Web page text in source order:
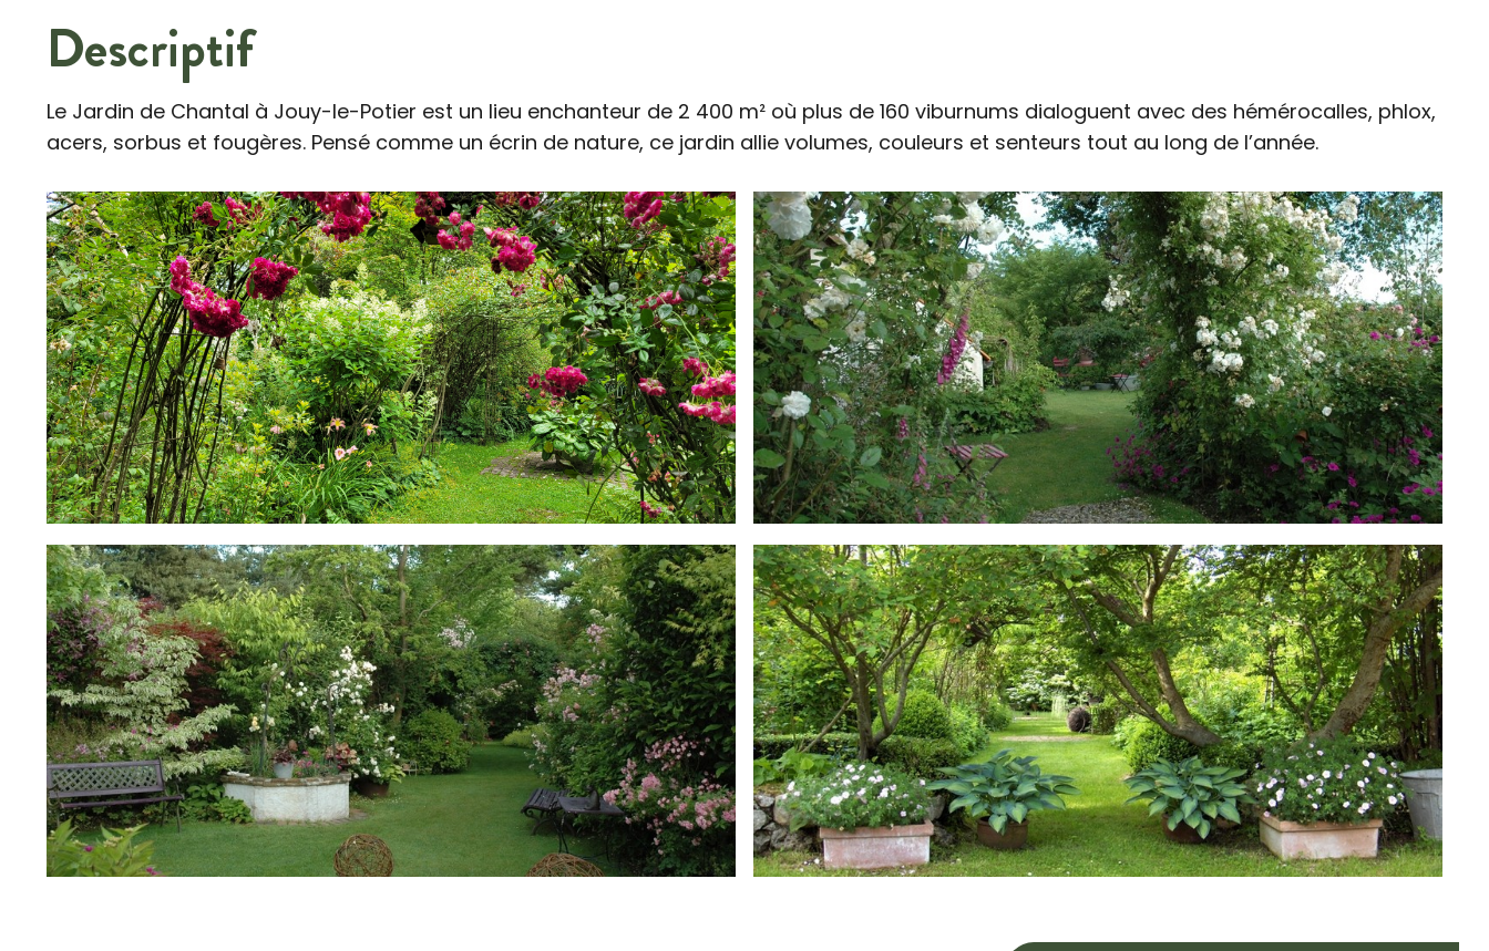
Descriptif
Le Jardin de Chantal à Jouy-le-Potier est un lieu enchanteur de 2 400 m² où plus de 160 viburnums dialoguent avec des hémérocalles, phlox,
acers, sorbus et fougères. Pensé comme un écrin de nature, ce jardin allie volumes, couleurs et senteurs tout au long de l’année.